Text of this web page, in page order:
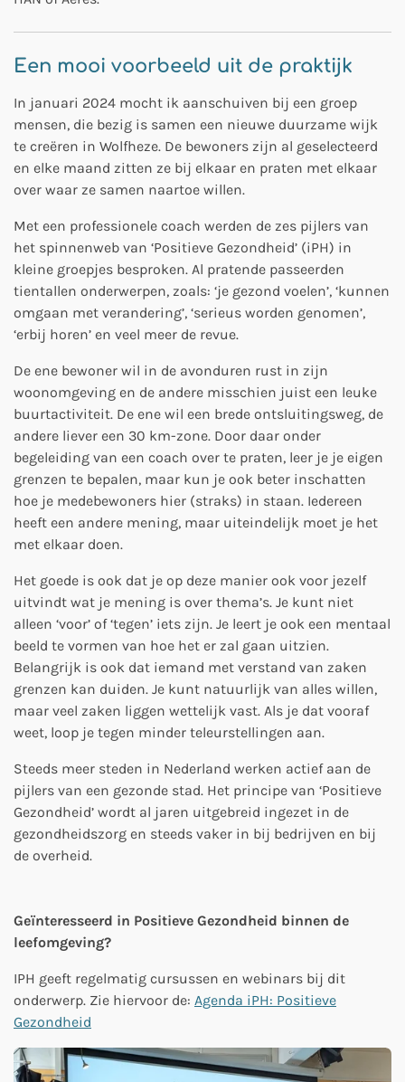
Een mooi voorbeeld uit de praktijk
In januari 2024 mocht ik aanschuiven bij een groep
mensen, die bezig is samen een nieuwe duurzame wijk
te creëren in Wolfheze. De bewoners zijn al geselecteerd
en elke maand zitten ze bij elkaar en praten met elkaar
over waar ze samen naartoe willen.
Met een professionele coach werden de zes pijlers van
het spinnenweb van ‘Positieve Gezondheid’ (iPH) in
kleine groepjes besproken. Al pratende passeerden
tientallen onderwerpen, zoals: ‘je gezond voelen’, ‘kunnen
omgaan met verandering’, ‘serieus worden genomen’,
‘erbij horen’ en veel meer de revue.
De ene bewoner wil in de avonduren rust in zijn
woonomgeving en de andere misschien juist een leuke
buurtactiviteit. De ene wil een brede ontsluitingsweg, de
andere liever een 30 km-zone. Door daar onder
begeleiding van een coach over te praten, leer je je eigen
grenzen te bepalen, maar kun je ook beter inschatten
hoe je medebewoners hier (straks) in staan. Iedereen
heeft een andere mening, maar uiteindelijk moet je het
met elkaar doen.
Het goede is ook dat je op deze manier ook voor jezelf
uitvindt wat je mening is over thema’s. Je kunt niet
alleen ‘voor’ of ‘tegen’ iets zijn. Je leert je ook een mentaal
beeld te vormen van hoe het er zal gaan uitzien.
Belangrijk is ook dat iemand met verstand van zaken
grenzen kan duiden. Je kunt natuurlijk van alles willen,
maar veel zaken liggen wettelijk vast. Als je dat vooraf
weet, loop je tegen minder teleurstellingen aan.
Steeds meer steden in Nederland werken actief aan de
pijlers van een gezonde stad. Het principe van ‘Positieve
Gezondheid’ wordt al jaren uitgebreid ingezet in de
gezondheidszorg en steeds vaker in bij bedrijven en bij
de overheid.
Geïnteresseerd in Positieve Gezondheid binnen de
leefomgeving?
IPH geeft regelmatig cursussen en webinars bij dit
onderwerp. Zie hiervoor de: Agenda iPH: Positieve
Gezondheid